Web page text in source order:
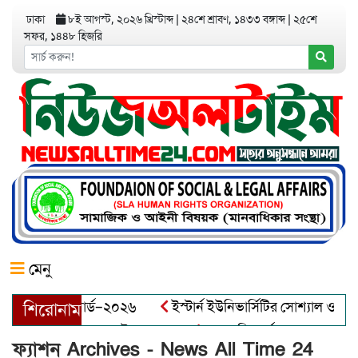
ঢাকা ৮ই আগস্ট, ২০২৬ খ্রিস্টাব্দ ২৪শে শ্রাবণ, ১৪৩৩ বঙ্গাব্দ ২৫শে
সফর, ১৪৪৮ হিজরি
মেনু
শিরোনাম
অ্যাওয়ার্ড–২০২৬
ইস্টার্ন ইউনিভার্সিটির সোশ্যাল
আব্দুল খালেক এর ইন্তেকাল
আত্মশুদ্ধি অর্জন ও অশুভকে বর্জন
ফ্যাশন Archives - News All Time 24